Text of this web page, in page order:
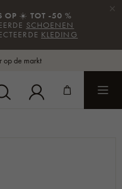
OP ☀️ TOT -50 %
SCHOENEN
KLEDING
×
op de markt